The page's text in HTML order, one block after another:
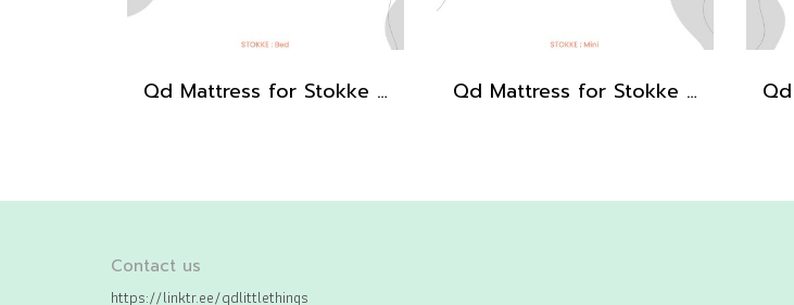
Qd Mattress for Stokke Sleepi Bed รุ่น UltraGuard Qd Mattress for Stokke Sleepi mini รุ่น UltraGuard
Contact us
https://linktr.ee/qdlittlethings